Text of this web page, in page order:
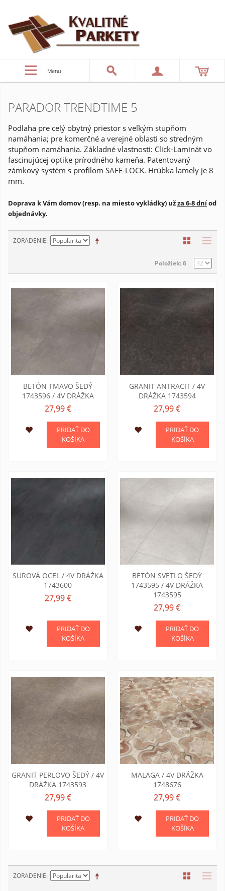
Menu
PARADOR TRENDTIME 5
Podlaha pre celý obytný priestor s veľkým stupňom
namáhania; pre komerčné a verejné oblasti so stredným
stupňom namáhania. Základné vlastnosti: Click-Laminát vo
fascinujúcej optike prírodného kameňa. Patentovaný
zámkový systém s profilom SAFE-LOCK. Hrúbka lamely je 8
mm.
Doprava k Vám domov (resp. na miesto vykládky) užza 6-8 dníod
objednávky.
ZORADENIE
Položiek: 6
BETÓN TMAVO ŠEDÝ
1743596 / 4V DRÁŽKA
27,99 €
PRIDAŤ DO
KOŠÍKA
GRANIT ANTRACIT / 4V
DRÁŽKA 1743594
27,99 €
PRIDAŤ DO
KOŠÍKA
SUROVÁ OCEĽ / 4V DRÁŽKA
1743600
27,99 €
PRIDAŤ DO
KOŠÍKA
BETÓN SVETLO ŠEDÝ
1743595 / 4V DRÁŽKA
1743595
27,99 €
PRIDAŤ DO
KOŠÍKA
GRANIT PERLOVO ŠEDÝ / 4V
DRÁŽKA 1743593
27,99 €
PRIDAŤ DO
KOŠÍKA
MALAGA / 4V DRÁŽKA
1748676
27,99 €
PRIDAŤ DO
KOŠÍKA
ZORADENIE